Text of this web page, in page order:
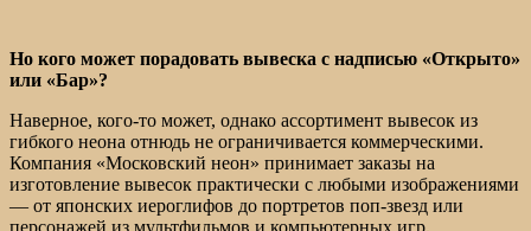
Но кого может порадовать вывеска с надписью «Открыто»
или «Бар»?
Наверное, кого-то может, однако ассортимент вывесок из
гибкого неона отнюдь не ограничивается коммерческими.
Компания «Московский неон» принимает заказы на
изготовление вывесок практически с любыми изображениями
— от японских иероглифов до портретов поп-звезд или
персонажей из мультфильмов и компьютерных игр.